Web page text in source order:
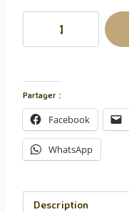
Noisette
Partager :
Facebook
WhatsApp
Description